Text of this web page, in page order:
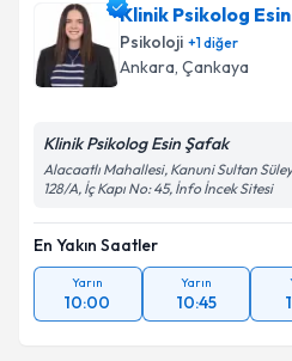
Klinik Psikolog
Psikoloji diğer
Ankara, Çankaya
Klinik Psikolog Esin Şafak
Alacaatlı Mahallesi, Kanuni Sultan
128/A, İç Kapı No: 45, İnfo İncek Sitesi
En Yakın Saatler
Yarın
10:00
Yarın
10:45